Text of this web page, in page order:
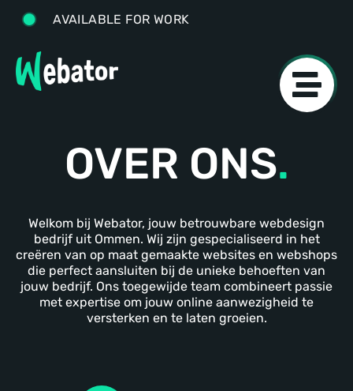
AVAILABLE FOR WORK
OVER ONS.
Welkom bij Webator, jouw betrouwbare webdesign
bedrijf uit Ommen. Wij zijn gespecialiseerd in het
creëren van op maat gemaakte websites en webshops
die perfect aansluiten bij de unieke behoeften van
jouw bedrijf. Ons toegewijde team combineert passie
met expertise om jouw online aanwezigheid te
versterken en te laten groeien.